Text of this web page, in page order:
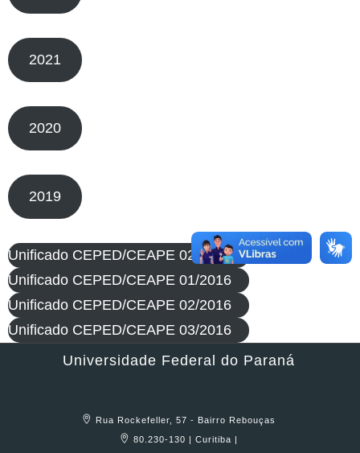
2021
2020
2019
Unificado CEPED/CEAPE 02/2017
Unificado CEPED/CEAPE 01/2016
Unificado CEPED/CEAPE 02/2016
Unificado CEPED/CEAPE 03/2016
Universidade Federal do Paraná
Rua Rockefeller, 57 - Bairro Rebouças
80.230-130 | Curitiba |